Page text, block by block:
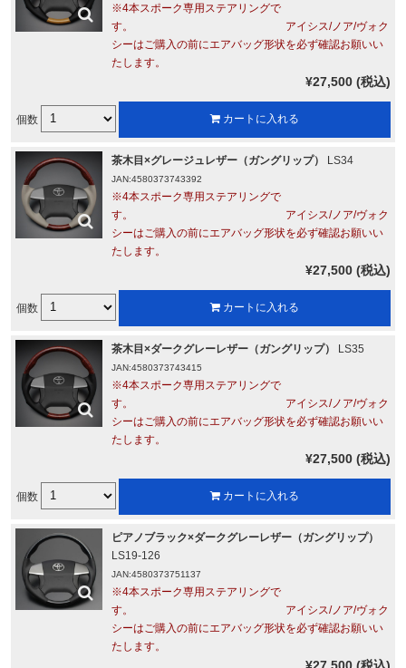
※4本スポーク専用ステアリングで
す。 アイシス/ノア/ヴォク
シーはご購入の前にエアバッグ形状を必ず確認お願いい
たします。
¥27,500 (税込)
個数 カートに入れる
茶木目×グレージュレザー（ガングリップ） LS34
JAN:4580373743392
※4本スポーク専用ステアリングで
す。 アイシス/ノア/ヴォク
シーはご購入の前にエアバッグ形状を必ず確認お願いい
たします。
¥27,500 (税込)
個数 カートに入れる
茶木目×ダークグレーレザー（ガングリップ） LS35
JAN:4580373743415
※4本スポーク専用ステアリングで
す。 アイシス/ノア/ヴォク
シーはご購入の前にエアバッグ形状を必ず確認お願いい
たします。
¥27,500 (税込)
個数 カートに入れる
ピアノブラック×ダークグレーレザー（ガングリップ）
LS19-126
JAN:4580373751137
※4本スポーク専用ステアリングで
す。 アイシス/ノア/ヴォク
シーはご購入の前にエアバッグ形状を必ず確認お願いい
たします。